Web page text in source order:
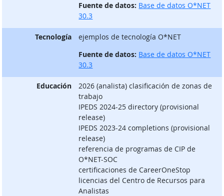
Fuente de datos: Base de datos O*NET
30.3
Tecnología
ejemplos de tecnología O*NET
Fuente de datos: Base de datos O*NET
30.3
Educación
2026 (analista) clasificación de zonas de
trabajo
IPEDS 2024-25 directory (provisional
release)
IPEDS 2023-24 completions (provisional
release)
referencia de programas de CIP de
O*NET-SOC
certificaciones de CareerOneStop
licencias del Centro de Recursos para
Analistas